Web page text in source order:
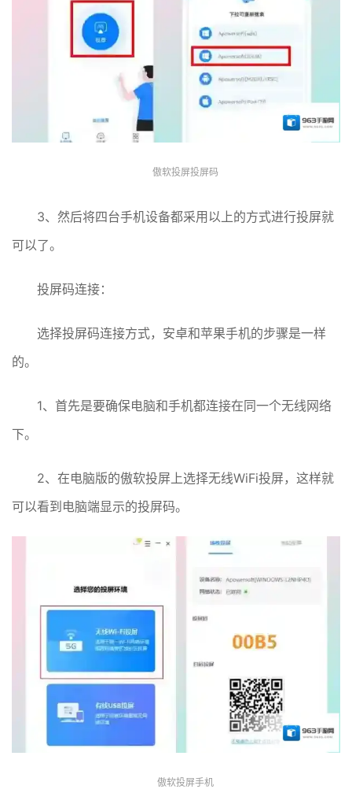
傲软投屏投屏码
3、然后将四台手机设备都采用以上的方式进行投屏就
可以了。
投屏码连接：
选择投屏码连接方式，安卓和苹果手机的步骤是一样
的。
1、首先是要确保电脑和手机都连接在同一个无线网络
下。
2、在电脑版的傲软投屏上选择无线WiFi投屏，这样就
可以看到电脑端显示的投屏码。
傲软投屏手机